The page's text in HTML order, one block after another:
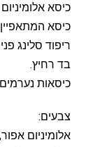
כיסא
כיסא
ריפוד סלינג
בד רחיץ.
כיסאות
צבעים:
אלומיניום